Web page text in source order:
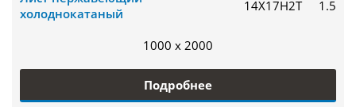
холоднокатаный
14Х17Н2Т 1.5
1000 x 2000
Подробнее